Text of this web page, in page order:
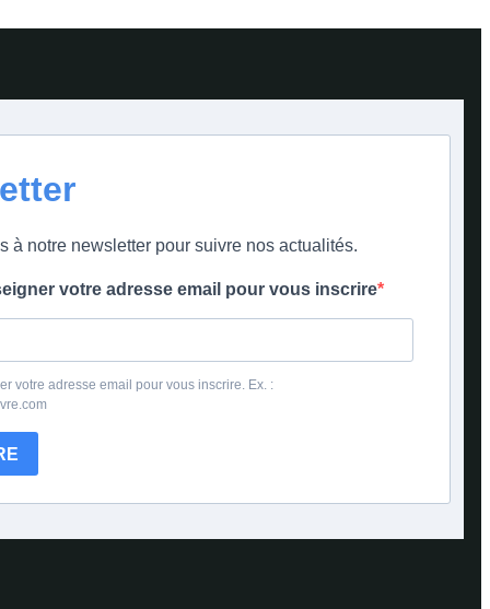
à notre newsletter pour suivre nos actualités.
votre adresse email pour vous inscrire
votre adresse email pour vous inscrire. Ex. :